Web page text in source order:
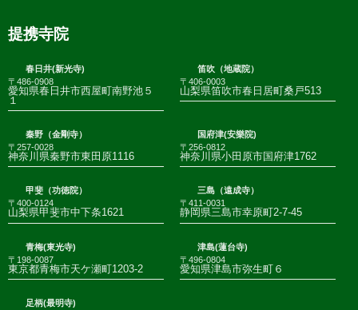
提携寺院
春日井(新光寺)
〒486-0908
愛知県春日井市西屋町南野池５
１
笛吹（地蔵院）
〒406-0003
山梨県笛吹市春日居町桑戸513
秦野（金剛寺）
〒257-0028
神奈川県秦野市東田原1116
国府津(安樂院)
〒256-0812
神奈川県小田原市国府津1762
甲斐（功徳院）
〒400-0124
山梨県甲斐市中下条1621
三島（遠成寺）
〒411-0031
静岡県三島市幸原町2-7-45
青梅(東光寺)
〒198-0087
東京都青梅市天ケ瀬町1203-2
津島(蓮台寺)
〒496-0804
愛知県津島市弥生町６
足柄(最明寺)